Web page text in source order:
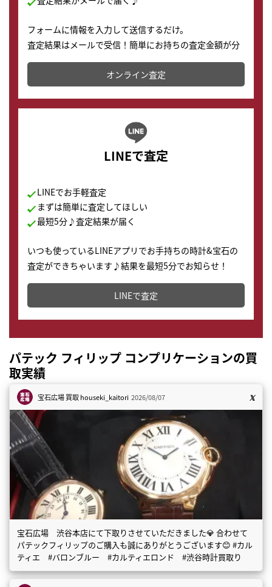
フォームに情報を入力して送信するだけ。
査定結果はメールで受信！簡単にお持ちの査定金額が分
かります。
オンライン査定
LINEで査定
LINEでお手軽査定
まずは簡単に査定してほしい
最短5分♪査定結果が届く
いつも使っているLINEアプリでお手持ちの時計&宝石の
査定ができちゃいます♪結果を最短5分でお知らせ！
どこからでもすぐに査定金額を知ることが出来ます。
LINEで査定
パテック フィリップ コンプリケーションの買
取実績
宝石広場 買取houseki_kaitori 2026/08/07
宝石広場 渋谷本店にて下取りさせていただきました💎 合わせて
パテックフィリップのご購入も誠にありがとうございます😊 #カル
ティエ #バロンブルー #カルティエロンド #渋谷時計買取り